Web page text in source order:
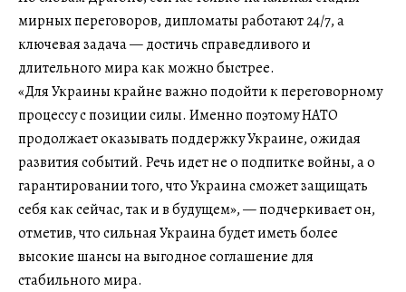
мирных переговоров, дипломаты работают 24/7, а
ключевая задача — достичь справедливого и
длительного мира как можно быстрее.
«Для Украины крайне важно подойти к переговорному
процессу с позиции силы. Именно поэтому НАТО
продолжает оказывать поддержку Украине, ожидая
развития событий. Речь идет не о подпитке войны, а о
гарантировании того, что Украина сможет защищать
себя как сейчас, так и в будущем», — подчеркивает он,
отметив, что сильная Украина будет иметь более
высокие шансы на выгодное соглашение для
стабильного мира.